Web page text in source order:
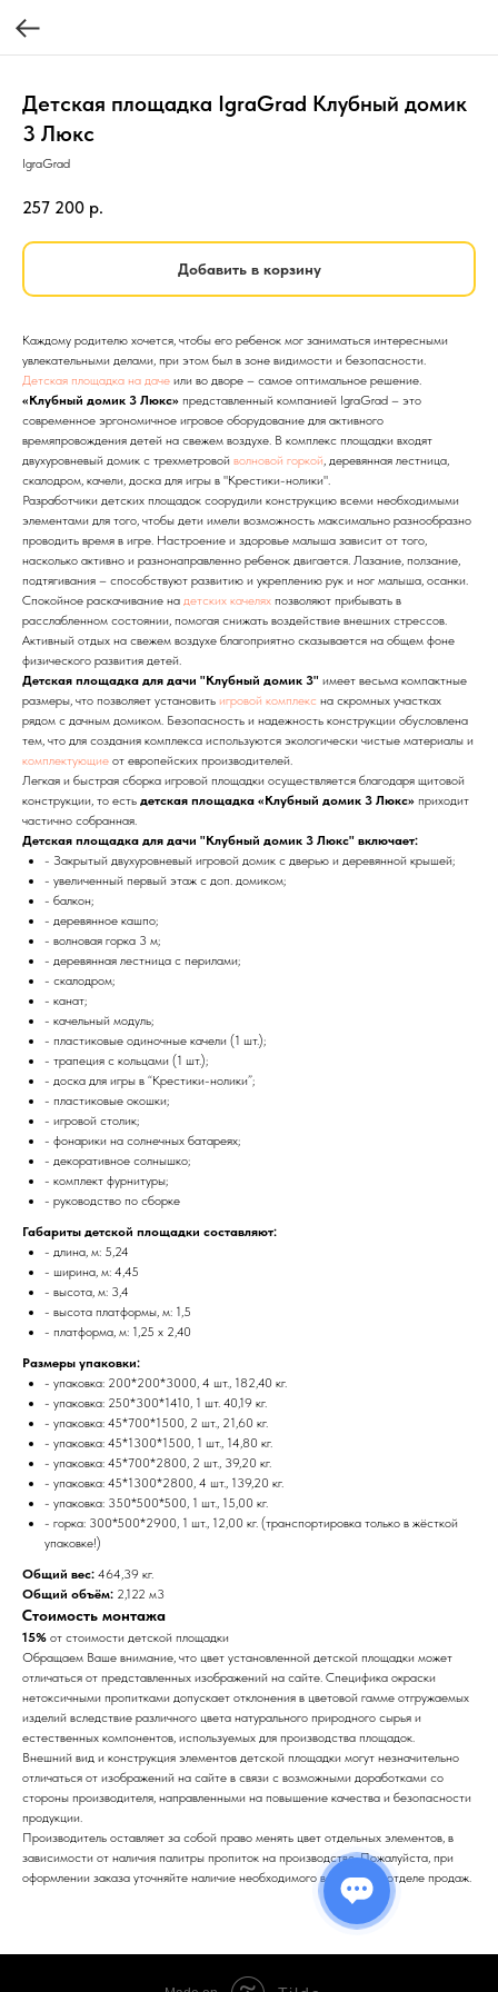
Детская площадка IgraGrad Клубный домик
3 Люкс
IgraGrad
257 200 р.
Добавить в корзину
Каждому родителю хочется, чтобы его ребенок мог заниматься интересными
увлекательными делами, при этом был в зоне видимости и безопасности.
Детская площадка на даче или во дворе – самое оптимальное решение.
«Клубный домик 3 Люкс» представленный компанией IgraGrad – это
современное эргономичное игровое оборудование для активного
времяпровождения детей на свежем воздухе. В комплекс площадки входят
двухуровневый домик с трехметровой волновой горкой, деревянная лестница,
скалодром, качели, доска для игры в "Крестики-нолики".
Разработчики детских площадок соорудили конструкцию всеми необходимыми
элементами для того, чтобы дети имели возможность максимально разнообразно
проводить время в игре. Настроение и здоровье малыша зависит от того,
насколько активно и разнонаправленно ребенок двигается. Лазание, ползание,
подтягивания – способствуют развитию и укреплению рук и ног малыша, осанки.
Спокойное раскачивание на детских качелях позволяют прибывать в
расслабленном состоянии, помогая снижать воздействие внешних стрессов.
Активный отдых на свежем воздухе благоприятно сказывается на общем фоне
физического развития детей.
Детская площадка для дачи "Клубный домик 3" имеет весьма компактные
размеры, что позволяет установить игровой комплекс на скромных участках
рядом с дачным домиком. Безопасность и надежность конструкции обусловлена
тем, что для создания комплекса используются экологически чистые материалы и
комплектующие от европейских производителей.
Легкая и быстрая сборка игровой площадки осуществляется благодаря щитовой
конструкции, то есть детская площадка «Клубный домик 3 Люкс» приходит
частично собранная.
Детская площадка для дачи "Клубный домик 3 Люкс" включает:
- Закрытый двухуровневый игровой домик с дверью и деревянной крышей;
- увеличенный первый этаж с доп. домиком;
- балкон;
- деревянное кашпо;
- волновая горка 3 м;
- деревянная лестница с перилами;
- скалодром;
- канат;
- качельный модуль;
- пластиковые одиночные качели (1 шт.);
- трапеция с кольцами (1 шт.);
- доска для игры в “Крестики-нолики”;
- пластиковые окошки;
- игровой столик;
- фонарики на солнечных батареях;
- декоративное солнышко;
- комплект фурнитуры;
- руководство по сборке
Габариты детской площадки составляют:
- длина, м: 5,24
- ширина, м: 4,45
- высота, м: 3,4
- высота платформы, м: 1,5
- платформа, м: 1,25 x 2,40
Размеры упаковки:
- упаковка: 200*200*3000, 4 шт., 182,40 кг.
- упаковка: 250*300*1410, 1 шт. 40,19 кг.
- упаковка: 45*700*1500, 2 шт., 21,60 кг.
- упаковка: 45*1300*1500, 1 шт., 14,80 кг.
- упаковка: 45*700*2800, 2 шт., 39,20 кг.
- упаковка: 45*1300*2800, 4 шт., 139,20 кг.
- упаковка: 350*500*500, 1 шт., 15,00 кг.
- горка: 300*500*2900, 1 шт., 12,00 кг. (транспортировка только в жёсткой
упаковке!)
Общий вес: 464,39 кг.
Общий объём: 2,122 м3
Стоимость монтажа
15% от стоимости детской площадки
Обращаем Ваше внимание, что цвет установленной детской площадки может
отличаться от представленных изображений на сайте. Специфика окраски
нетоксичными пропитками допускает отклонения в цветовой гамме отгружаемых
изделий вследствие различного цвета натурального природного сырья и
естественных компонентов, используемых для производства площадок.
Внешний вид и конструкция элементов детской площадки могут незначительно
отличаться от изображений на сайте в связи с возможными доработками со
стороны производителя, направленными на повышение качества и безопасности
продукции.
Производитель оставляет за собой право менять цвет отдельных элементов, в
зависимости от наличия палитры пропиток на производстве. Пожалуйста, при
оформлении заказа уточняйте наличие необходимого вам цвета в отделе продаж.